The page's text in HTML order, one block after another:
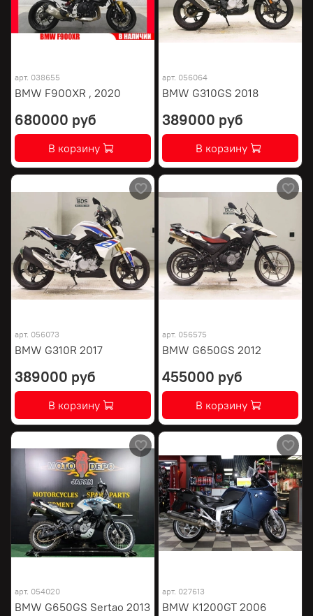
арт. 038655
BMW F900XR , 2020
680000 руб
В корзину
арт. 056064
BMW G310GS 2018
389000 руб
В корзину
арт. 056073
BMW G310R 2017
389000 руб
В корзину
арт. 056575
BMW G650GS 2012
455000 руб
В корзину
арт. 054020
BMW G650GS Sertao 2013
арт. 027613
BMW K1200GT 2006